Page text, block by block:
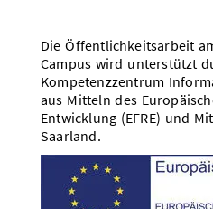
Die Öffentlichkeitsarbeit
Campus wird unterstützt
Kompetenzzentrum
aus Mitteln des
Entwicklung (EFRE) und
Saarland.